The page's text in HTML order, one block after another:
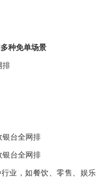
种免单场景
排
台全网排
台全网排